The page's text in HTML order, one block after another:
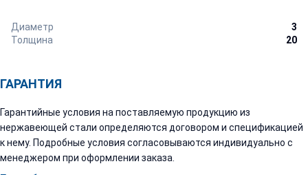
Диаметр
3
Толщина
20
ГАРАНТИЯ
Гарантийные условия на поставляемую продукцию из
нержавеющей стали определяются договором и спецификацией
к нему. Подробные условия согласовываются индивидуально с
менеджером при оформлении заказа.